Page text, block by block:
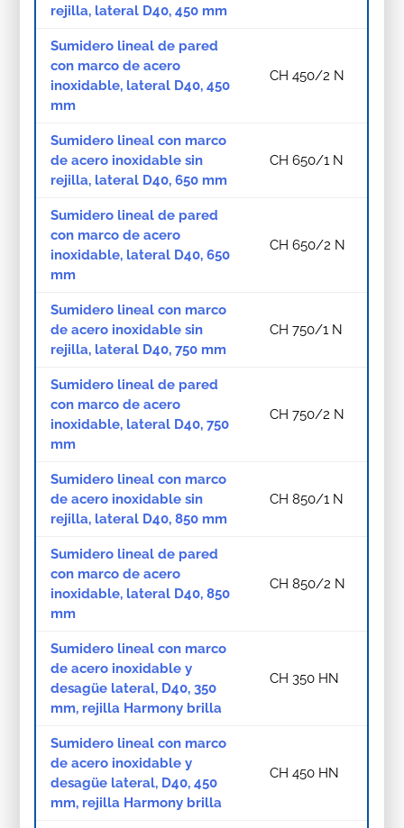
rejilla, lateral D40, 450 mm
Sumidero lineal de pared
con marco de acero
inoxidable, lateral D40, 450
mm
CH 450/2 N
Sumidero lineal con marco
de acero inoxidable sin
rejilla, lateral D40, 650 mm
CH 650/1 N
Sumidero lineal de pared
con marco de acero
inoxidable, lateral D40, 650
mm
CH 650/2 N
Sumidero lineal con marco
de acero inoxidable sin
rejilla, lateral D40, 750 mm
CH 750/1 N
Sumidero lineal de pared
con marco de acero
inoxidable, lateral D40, 750
mm
CH 750/2 N
Sumidero lineal con marco
de acero inoxidable sin
rejilla, lateral D40, 850 mm
CH 850/1 N
Sumidero lineal de pared
con marco de acero
inoxidable, lateral D40, 850
mm
CH 850/2 N
Sumidero lineal con marco
de acero inoxidable y
desagüe lateral, D40, 350
mm, rejilla Harmony brilla
CH 350 HN
Sumidero lineal con marco
de acero inoxidable y
desagüe lateral, D40, 450
mm, rejilla Harmony brilla
CH 450 HN